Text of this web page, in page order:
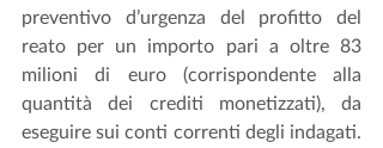
preventivo d’urgenza del profitto del
reato per un importo pari a oltre 83
milioni di euro (corrispondente alla
quantità dei crediti monetizzati), da
eseguire sui conti correnti degli indagati.